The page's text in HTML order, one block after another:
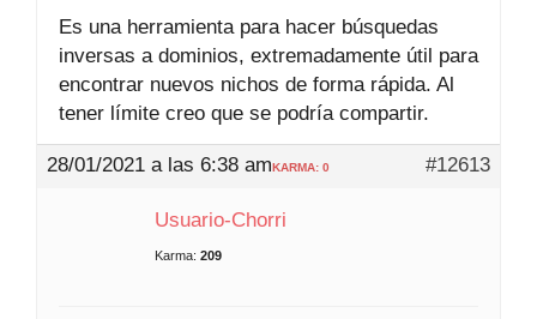
Es una herramienta para hacer búsquedas
inversas a dominios, extremadamente útil para
encontrar nuevos nichos de forma rápida. Al
tener límite creo que se podría compartir.
28/01/2021 a las 6:38 am #12613
KARMA: 0
Usuario-Chorri
Karma: 209